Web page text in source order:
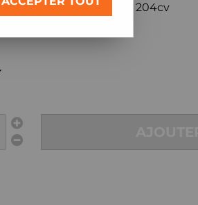
4 / Bora V6 4-Motion 204cv